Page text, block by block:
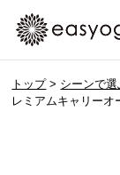
トップ> シーンで選
レミアムキャリーオ